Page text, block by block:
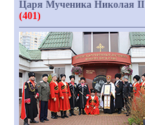
Царя Мученика Николая II
(401)